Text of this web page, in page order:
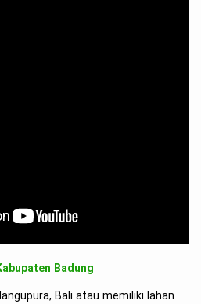
Badung
Bali atau memiliki lahan